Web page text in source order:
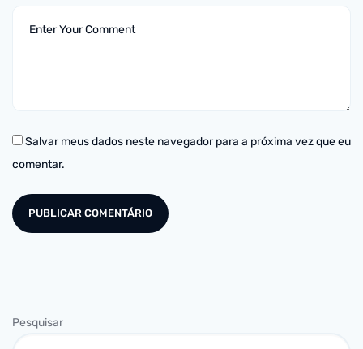
Salvar meus dados neste navegador para a próxima vez que eu
comentar.
Pesquisar